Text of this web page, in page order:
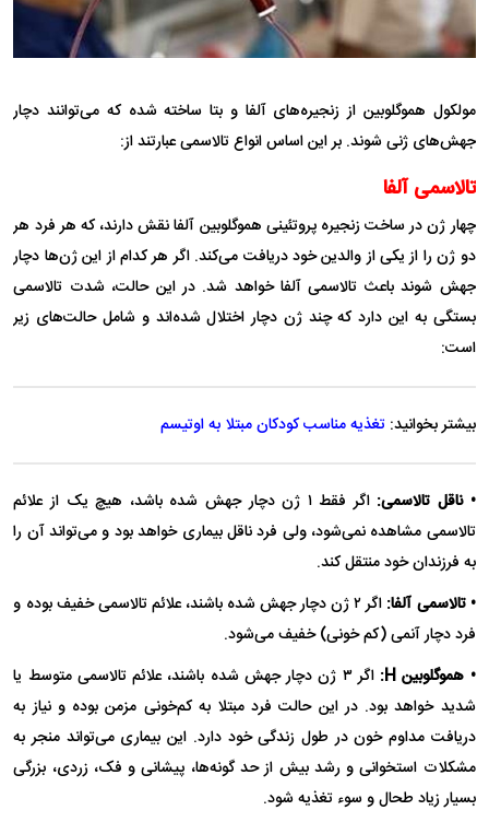
مولکول هموگلوبین از زنجیره‌های آلفا و بتا ساخته شده که می‌توانند دچار
جهش‌های ژنی شوند. بر این اساس انواع تالاسمی عبارتند از:
تالاسمی آلفا
چهار ژن در ساخت زنجیره پروتئینی هموگلوبین آلفا نقش دارند، که هر فرد هر
دو ژن را از یکی از والدین خود دریافت می‌کند. اگر هر کدام از این ژن‌ها دچار
جهش شوند باعث تالاسمی آلفا خواهد شد. در این حالت، شدت تالاسمی
بستگی به این دارد که چند ژن دچار اختلال شده‌اند و شامل حالت‌های زیر
است:
بیشتر بخوانید:تغذیه مناسب کودکان مبتلا به اوتیسم
• ناقل تالاسمی:
اگر فقط ۱ ژن دچار جهش شده باشد، هیچ یک از علائم
تالاسمی مشاهده نمی‌شود، ولی فرد ناقل بیماری خواهد بود و می‌تواند آن را
به فرزندان خود منتقل کند.
• تالاسمی آلفا:
اگر ۲ ژن دچار جهش شده باشند، علائم تالاسمی خفیف بوده و
فرد دچار آنمی (کم خونی) خفیف می‌شود.
• هموگلوبین H:
اگر ۳ ژن دچار جهش شده باشند، علائم تالاسمی متوسط یا
شدید خواهد بود. در این حالت فرد مبتلا به کم‌خونی مزمن بوده و نیاز به
دریافت مداوم خون در طول زندگی خود دارد. این بیماری می‌تواند منجر به
مشکلات استخوانی و رشد بیش از حد گونه‌ها، پیشانی و فک، زردی، بزرگی
بسیار زیاد طحال و سوء تغذیه شود.